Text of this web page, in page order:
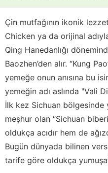
Çin mutfağının ikonik
Chicken ya da orijinal
Qing Hanedanlığı
Baozhen’den alır. “Kung
yemeğe onun anısına bu
yemeğin adı aslında "Vali
İlk kez Sichuan bölgesinde
meşhur olan “Sichuan
oldukça acıdır hem de
Bugün dünyada bilinen
tarife göre oldukça